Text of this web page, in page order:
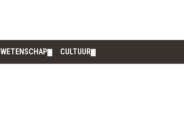
WETENSCHAP CULTUUR